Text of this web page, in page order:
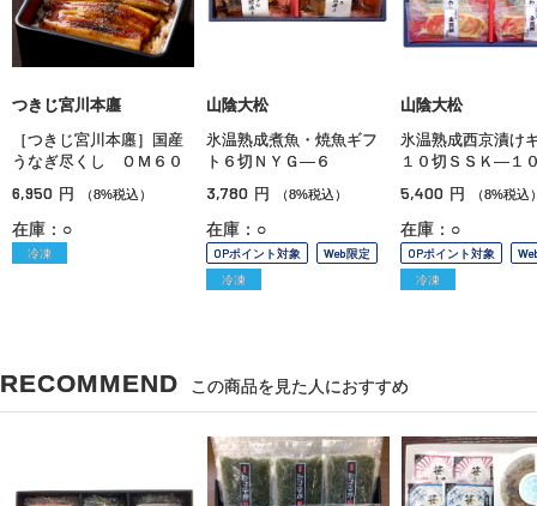
つきじ宮川本廛
［つきじ宮川本廛］国産
うなぎ尽くし ＯＭ６０
6,950 円 （8%税込）
在庫：○
冷凍
山陰大松
氷温熟成煮魚・焼魚ギフ
ト６切ＮＹＧ—６
3,780 円 （8%税込）
在庫：○
OPポイント対象
Web限定
冷凍
山陰大松
氷温熟成西京漬け
１０切ＳＳＫ—１
5,400 円 （8%税込
在庫：○
OPポイント対象
冷凍
RECOMMEND この商品を見た人におすすめ